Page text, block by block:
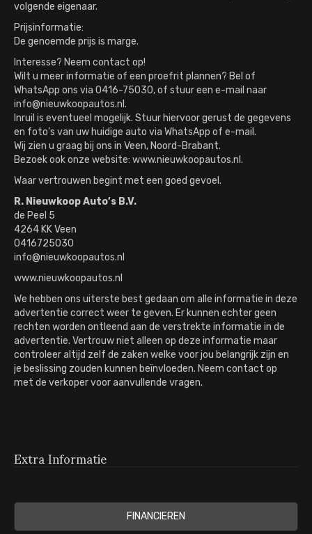
volgende eigenaar.
Prijsinformatie:
De genoemde prijs is marge.
Interesse? Neem contact op!
Wilt u meer informatie of een proefrit plannen? Bel of
WhatsApp ons via 0416-75030, of stuur een e-mail naar
info@nieuwkoopautos.nl.
Inruil is eventueel mogelijk. Stuur hiervoor gerust de gegevens
en foto’s van uw huidige auto via WhatsApp of e-mail.
Wij zien u graag bij ons in Veen, Noord-Brabant.
Bezoek ook onze website: www.nieuwkoopautos.nl.
Waar vertrouwen begint met een goed gevoel.
R. Nieuwkoop Auto’s B.V.
de Peel 5
4264 KK Veen
0416725030
info@nieuwkoopautos.nl
www.nieuwkoopautos.nl
We hebben ons uiterste best gedaan om alle informatie in deze
advertentie correct weer te geven. Er kunnen echter geen
rechten worden ontleend aan de verstrekte informatie in de
advertentie. Vertrouw niet alleen op deze informatie maar
controleer altijd zelf de zaken welke voor jou belangrijk zijn en
je beslissing zouden kunnen beïnvloeden. Neem contact op
met de verkoper voor aanvullende vragen.
Extra Informatie
FINANCIEREN